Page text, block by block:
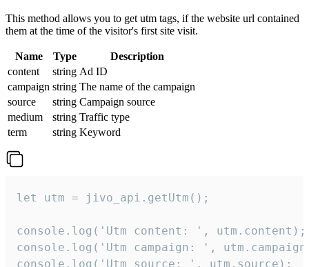
This method allows you to get utm tags, if the website url contained
them at the time of the visitor's first site visit.
Name Type
Description
content
string Ad ID
campaign string The name of the campaign
source
string Campaign source
medium
string Traffic type
term
string Keyword
let utm = jivo_api.getUtm();
console.log('Utm content: ', utm.content);
console.log('Utm campaign: ',
console.log('Utm source: ', utm.source);